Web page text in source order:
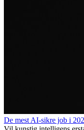
De mest AI-sikre job i